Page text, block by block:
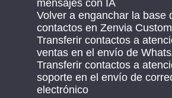
mensajes con IA
Volver a enganchar la base
contactos en Zenvia
Transferir contactos a
ventas en el envío de
Transferir contactos a
soporte en el envío de
electrónico